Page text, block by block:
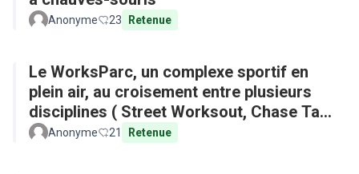
Anonyme 23 Retenue
Le WorksParc, un complexe sportif en
plein air, au croisement entre plusieurs
disciplines ( Street Worksout, Chase Tag,
Parkour)
Anonyme 21 Retenue